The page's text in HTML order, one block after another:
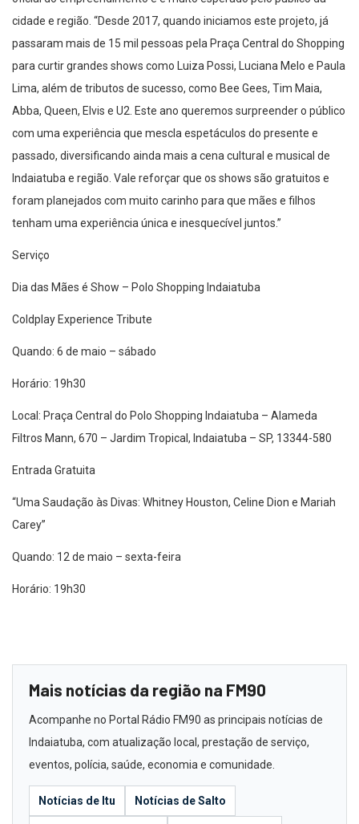
cidade e região. “Desde 2017, quando iniciamos este projeto, já
passaram mais de 15 mil pessoas pela Praça Central do Shopping
para curtir grandes shows como Luiza Possi, Luciana Melo e Paula
Lima, além de tributos de sucesso, como Bee Gees, Tim Maia,
Abba, Queen, Elvis e U2. Este ano queremos surpreender o público
com uma experiência que mescla espetáculos do presente e
passado, diversificando ainda mais a cena cultural e musical de
Indaiatuba e região. Vale reforçar que os shows são gratuitos e
foram planejados com muito carinho para que mães e filhos
tenham uma experiência única e inesquecível juntos.”
Serviço
Dia das Mães é Show – Polo Shopping Indaiatuba
Coldplay Experience Tribute
Quando: 6 de maio – sábado
Horário: 19h30
Local: Praça Central do Polo Shopping Indaiatuba – Alameda
Filtros Mann, 670 – Jardim Tropical, Indaiatuba – SP, 13344-580
Entrada Gratuita
“Uma Saudação às Divas: Whitney Houston, Celine Dion e Mariah
Carey”
Quando: 12 de maio – sexta-feira
Horário: 19h30
Mais notícias da região na FM90
Acompanhe no Portal Rádio FM90 as principais notícias de
Indaiatuba, com atualização local, prestação de serviço,
eventos, polícia, saúde, economia e comunidade.
Notícias de Itu Notícias de Salto